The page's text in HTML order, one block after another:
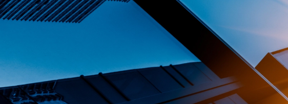
Brokery365 - Рейтинг кредитных брокеров